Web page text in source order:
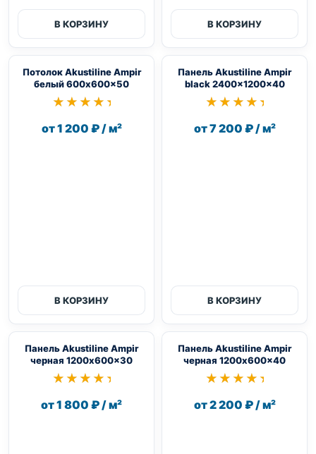
В КОРЗИНУ В КОРЗИНУ
Потолок Akustiline Ampir
белый 600x600x50
★★★★★
★★★★★
от 1 200 ₽ / м²
В КОРЗИНУ
Панель Akustiline Ampir
black 2400x1200x40
★★★★★
★★★★★
от 7 200 ₽ / м²
В КОРЗИНУ
Панель Akustiline Ampir
черная 1200x600x30
★★★★★
★★★★★
от 1 800 ₽ / м²
Панель Akustiline Ampir
черная 1200x600x40
★★★★★
★★★★★
от 2 200 ₽ / м²